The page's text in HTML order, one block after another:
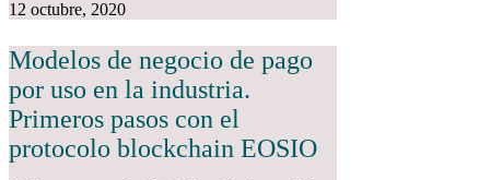
12 octubre, 2020
Modelos de negocio de pago
por uso en la industria.
Primeros pasos con el
protocolo blockchain EOSIO